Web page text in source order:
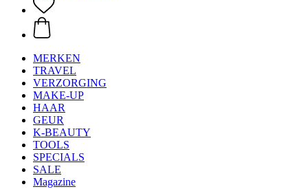
MERKEN
TRAVEL
VERZORGING
MAKE-UP
HAAR
GEUR
K-BEAUTY
TOOLS
SPECIALS
SALE
Magazine